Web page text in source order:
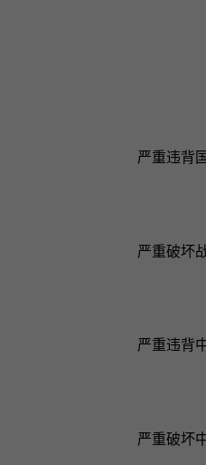
严重违背
严重破坏
严重违背
严重破坏